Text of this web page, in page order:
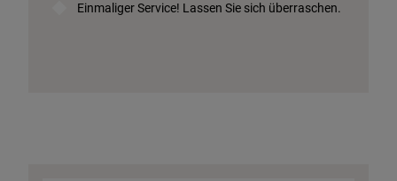
Einmaliger Service! Lassen Sie sich überraschen.